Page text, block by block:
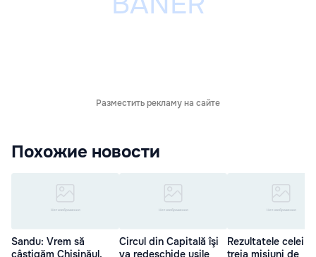
Разместить рекламу на сайте
Похожие новости
Sandu: Vrem să
câștigăm Chișinăul,
Circul din Capitală îşi
va redeschide uşile
Rezultatele celei
treia misiuni de